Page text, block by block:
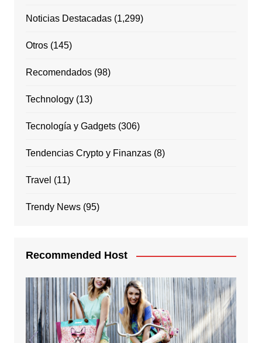
Noticias Destacadas(1,299)
Otros(145)
Recomendados(98)
Technology(13)
Tecnología y Gadgets(306)
Tendencias Crypto y Finanzas(8)
Travel (11)
Trendy News(95)
Recommended Host